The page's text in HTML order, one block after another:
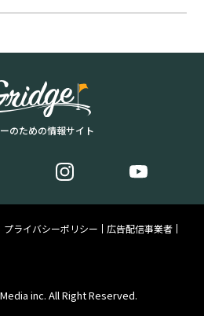
のための情報サイト
プライバシーポリシー
広告配信事業者
inc. All Right Reserved.